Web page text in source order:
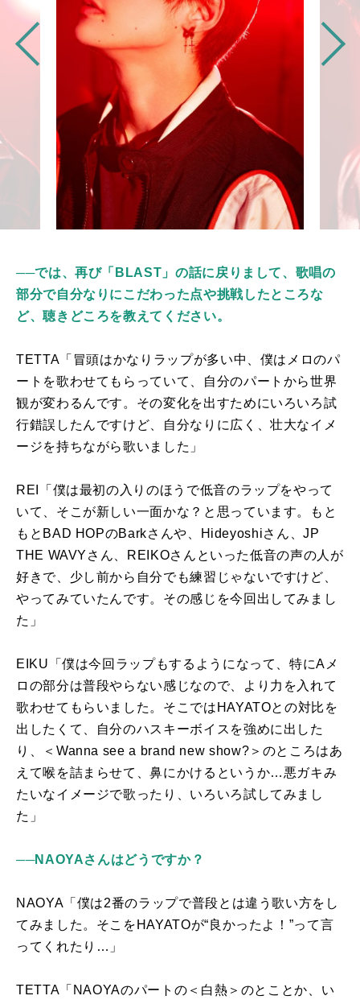
──では、再び「BLAST」の話に戻りまして、歌唱の
部分で自分なりにこだわった点や挑戦したところな
ど、聴きどころを教えてください。
TETTA「冒頭はかなりラップが多い中、僕はメロのパ
ートを歌わせてもらっていて、自分のパートから世界
観が変わるんです。その変化を出すためにいろいろ試
行錯誤したんですけど、自分なりに広く、壮大なイメ
ージを持ちながら歌いました」
REI「僕は最初の入りのほうで低音のラップをやって
いて、そこが新しい一面かな？と思っています。もと
もと BAD HOPのBarkさんや、 Hideyoshiさん、JP
THE WAVY さん、 REIKOさんといった低音の声の人が
好きで、少し前から自分でも練習じゃないですけど、
やってみていたんです。その感じを今回出してみまし
た」
EIKU「僕は今回ラップもするようになって、特にA メ
ロの部分は普段やらない感じなので、より力を入れて
歌わせてもらいました。そこでは HAYATOとの対比を
出したくて、自分のハスキーボイスを強めに出した
り、＜ Wanna see a brand new show? ＞のところはあ
えて喉を詰まらせて、鼻にかけるというか…悪ガキみ
たいなイメージで歌ったり、いろいろ試してみまし
た」
──NAOYAさんはどうですか？
NAOYA「僕は2番のラップで普段とは違う歌い方をし
てみました。そこを HAYATOが“良かったよ！”って言
ってくれたり…」
TETTA「 NAOYAのパートの＜白熱＞のとことか、い